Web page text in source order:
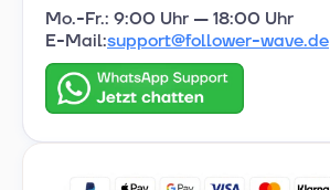
Mo.-Fr.: 9:00 Uhr — 18:00 Uhr
E-Mail:support@follower-wave.de